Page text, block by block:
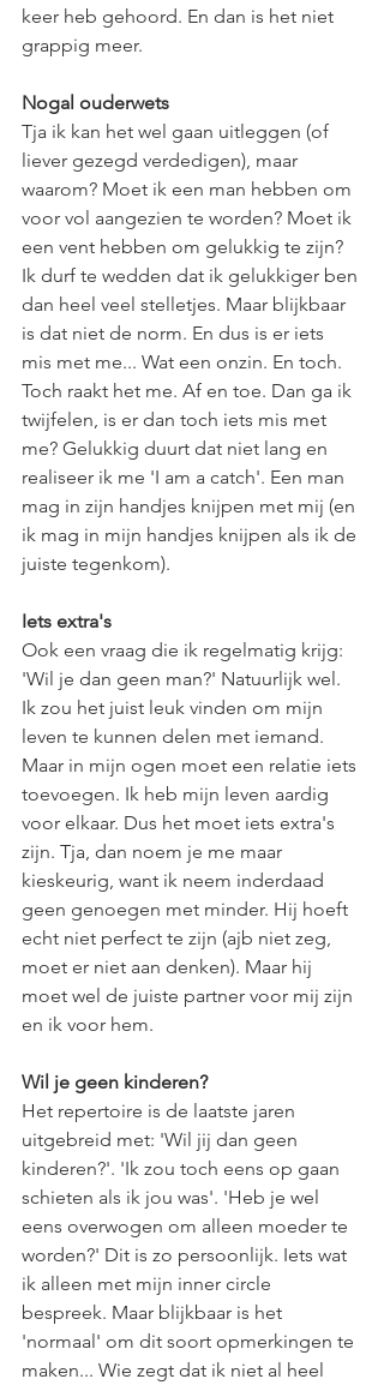
keer heb gehoord. En dan is het niet
grappig meer.
Nogal ouderwets
Tja ik kan het wel gaan uitleggen (of
liever gezegd verdedigen), maar
waarom? Moet ik een man hebben om
voor vol aangezien te worden? Moet ik
een vent hebben om gelukkig te zijn?
Ik durf te wedden dat ik gelukkiger ben
dan heel veel stelletjes. Maar blijkbaar
is dat niet de norm. En dus is er iets
mis met me... Wat een onzin. En toch.
Toch raakt het me. Af en toe. Dan ga ik
twijfelen, is er dan toch iets mis met
me? Gelukkig duurt dat niet lang en
realiseer ik me 'I am a catch'. Een man
mag in zijn handjes knijpen met mij (en
ik mag in mijn handjes knijpen als ik de
juiste tegenkom).
Iets extra's
Ook een vraag die ik regelmatig krijg:
'Wil je dan geen man?' Natuurlijk wel.
Ik zou het juist leuk vinden om mijn
leven te kunnen delen met iemand.
Maar in mijn ogen moet een relatie iets
toevoegen. Ik heb mijn leven aardig
voor elkaar. Dus het moet iets extra's
zijn. Tja, dan noem je me maar
kieskeurig, want ik neem inderdaad
geen genoegen met minder. Hij hoeft
echt niet perfect te zijn (ajb niet zeg,
moet er niet aan denken). Maar hij
moet wel de juiste partner voor mij zijn
en ik voor hem.
Wil je geen kinderen?
Het repertoire is de laatste jaren
uitgebreid met: 'Wil jij dan geen
kinderen?'. 'Ik zou toch eens op gaan
schieten als ik jou was'. 'Heb je wel
eens overwogen om alleen moeder te
worden?' Dit is zo persoonlijk. Iets wat
ik alleen met mijn inner circle
bespreek. Maar blijkbaar is het
'normaal' om dit soort opmerkingen te
maken... Wie zegt dat ik niet al heel